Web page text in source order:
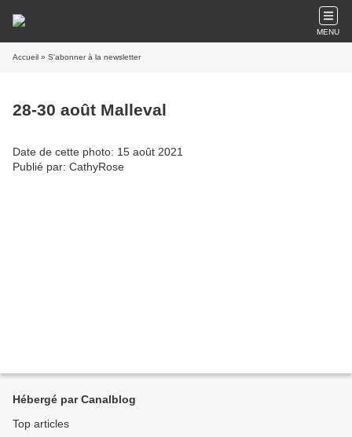
MENU
Accueil » S'abonner à la newsletter
28-30 août Malleval
Date de cette photo: 15 août 2021
Publié par: CathyRose
Hébergé par Canalblog
Top articles